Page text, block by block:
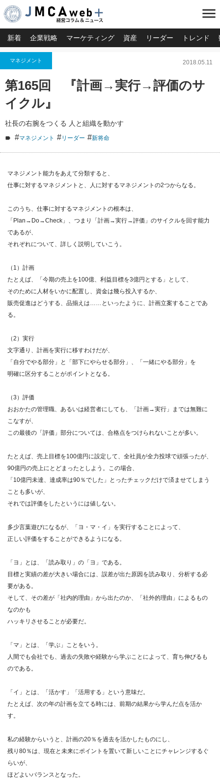
menu
新着 企業戦略 マーケティング 資産 リーダー トレンド
マネジメント 2018.05.11
第165回 『計画→実行→評価のサ
イクル』
社長の右腕をつくる 人と組織を動かす
#マネジメント #リーダー #新将命
マネジメント能力をあえて分類すると、
仕事に対するマネジメントと、人に対するマネジメントの2つからなる。
このうち、仕事に対するマネジメントの根本は、
「Plan→Do→Check」、つまり「計画→実行→評価」のサイクルを回す能力
であるが、
それぞれについて、詳しく説明していこう。
（1）計画
たとえば、「今期の売上を100億、利益目標を3億円とする」として、
そのために人材をいかに配置し、資金は幾ら投入するか、
販売促進はどうする、品揃えは……といったように、計画立案することであ
る。
（2）実行
文字通り、計画を実行に移すわけだが、
「自分でやる部分」と「部下にやらせる部分」、「一緒にやる部分」を
明確に区分することがポイントとなる。
（3）評価
おおかたの管理職、あるいは経営者にしても、「計画→実行」までは無難に
こなすが、
この最後の「評価」部分については、合格点をつけられないことが多い。
たとえば、売上目標を100億円に設定して、全社員が全力投球で頑張ったが、
90億円の売上にとどまったとしよう。この場合、
「10億円未達、達成率は90％でした」とったチェックだけで済ませてしまう
ことも多いが、
それでは評価をしたというには値しない。
多少言葉遊びになるが、「ヨ・マ・イ」を実行することによって、
正しい評価をすることができるようになる。
「ヨ」とは、「読み取り」の「ヨ」である。
目標と実績の差が大きい場合には、誤差が出た原因を読み取り、分析する必
要がある。
そして、その差が「社内的理由」から出たのか、「社外的理由」によるもの
なのかも
ハッキリさせることが必要だ。
「マ」とは、「学ぶ」ことをいう。
人間でも会社でも、過去の失敗や経験から学ぶことによって、育ち伸びるも
のである。
「イ」とは、「活かす」「活用する」という意味だ。
たとえば、次の年の計画を立てる時には、前期の結果から学んだ点を活か
す。
私の経験からいうと、計画の20％を過去を活かしたものにし、
残り80％は、現在と未来にポイントを置いて新しいことにチャレンジするぐ
らいが、
ほどよいバランスとなった。